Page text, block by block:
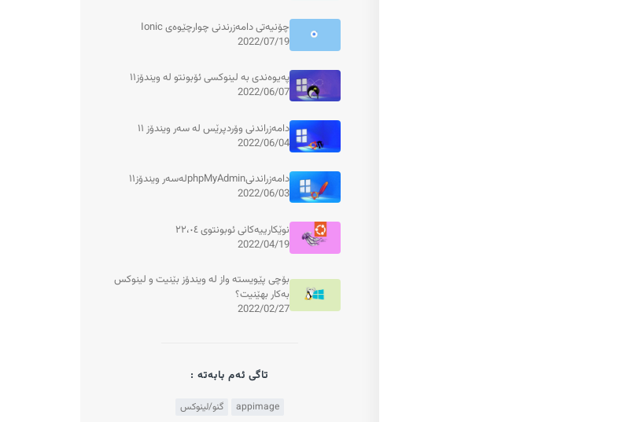
چۆنیەتی دامەزرندنی چوارچێوەی Ionic
2022/07/19
پەیوەندی بە لینوکسی ئۆبونتو لە ویندۆز١١
2022/06/07
دامەزراندنی وۆردپرێس لە سەر ویندۆز ١١
2022/06/04
دامەزراندنیphpMyAdminلەسەر ویندۆز١١
2022/06/03
نوێکارییەکانی ئوبونتوی ٢٢،٠٤
2022/04/19
بۆچی پێویستە واز لە ویندۆز بێنیت و لینوکس
بەکار بهێنیت؟
2022/02/27
تاگی ئەم بابەتە :
appimage گنو/لینوکس